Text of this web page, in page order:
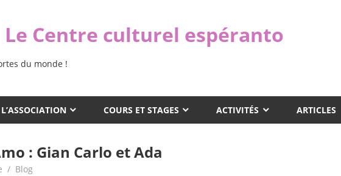
Le Centre culturel espéranto
du monde !
L’ASSOCIATION COURS ET STAGES ACTIVITÉS ARTICLES
: Gian Carlo et Ada
Blog